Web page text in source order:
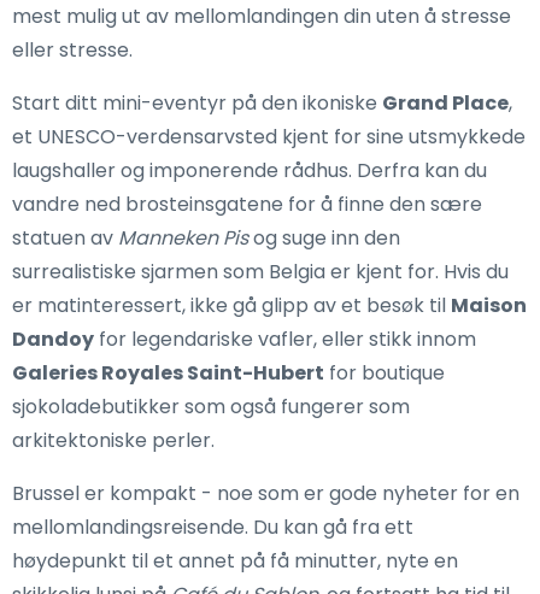
mest mulig ut av mellomlandingen din uten å stresse
eller stresse.
Start ditt mini-eventyr på den ikoniske Grand Place,
et UNESCO-verdensarvsted kjent for sine utsmykkede
laugshaller og imponerende rådhus. Derfra kan du
vandre ned brosteinsgatene for å finne den sære
statuen av Manneken Pisog suge inn den
surrealistiske sjarmen som Belgia er kjent for. Hvis du
er matinteressert, ikke gå glipp av et besøk til Maison
Dandoy for legendariske vafler, eller stikk innom
Galeries Royales Saint-Hubert for boutique
sjokoladebutikker som også fungerer som
arkitektoniske perler.
Brussel er kompakt - noe som er gode nyheter for en
mellomlandingsreisende. Du kan gå fra ett
høydepunkt til et annet på få minutter, nyte en